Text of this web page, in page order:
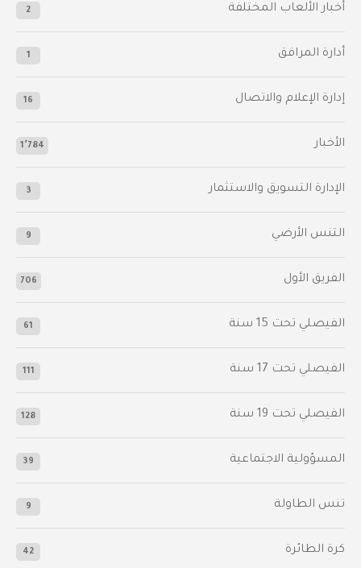
أخبار الألعاب المختلفة 2
أدارة المرافق 1
إدارة الإعلام والاتصال 16
الأخبار 1٬784
الإدارة التسويق والاستثمار 3
التنس الأرضي 9
الفريق الأول 706
الفيصلي‬⁩ تحت 15 سنة 61
‫الفيصلي‬⁩ تحت 17 سنة 111
الفيصلي‬⁩ تحت 19 سنة 128
المسؤولية الاجتماعية 39
تنس الطاولة 9
كرة الطائرة 42